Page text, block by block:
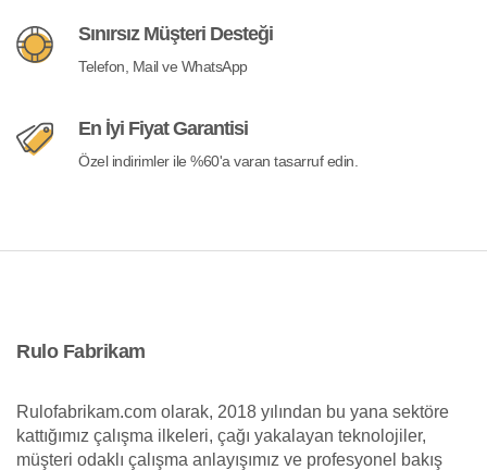
Sınırsız Müşteri Desteği
Telefon, Mail ve WhatsApp
En İyi Fiyat Garantisi
Özel indirimler ile %60'a varan tasarruf edin.
Rulo Fabrikam
Rulofabrikam.com olarak, 2018 yılından bu yana sektöre
kattığımız çalışma ilkeleri, çağı yakalayan teknolojiler,
müşteri odaklı çalışma anlayışımız ve profesyonel bakış